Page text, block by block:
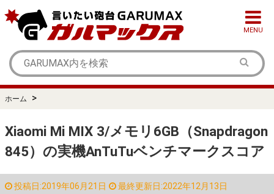
MENU
ホーム >
Xiaomi Mi MIX 3/メモリ6GB（Snapdragon
845）の実機AnTuTuベンチマークスコア
投稿日:2019年06月21日 最終更新日:2022年12月13日